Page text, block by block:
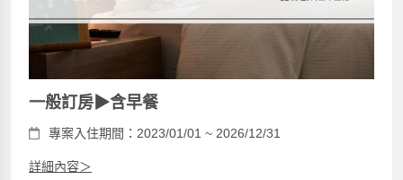
一般訂房▶含早餐
專案入住期間：2023/01/01 ~ 2026/12/31
詳細內容＞